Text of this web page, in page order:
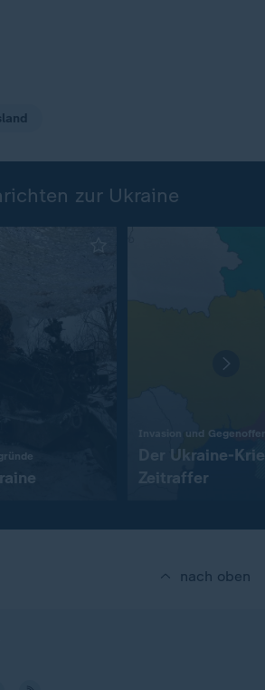
zur Ukraine
Invasion und
Der Ukraine-
Zeitraffer
nach oben